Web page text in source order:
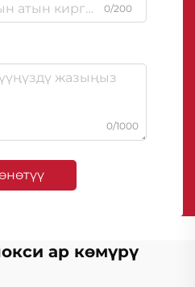
0/200
0/1000
ар көмүрү